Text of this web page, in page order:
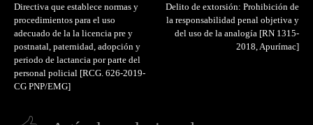
Directiva que establece normas y
procedimientos para el uso
adecuado de la la licencia pre y
postnatal, paternidad, adopción y
periodo de lactancia por parte del
personal policial [RCG. 626-2019-
CG PNP/EMG]
Delito de extorsión: Prohibición de
la responsabilidad penal objetiva y
del uso de la analogía [RN 1315-
2018, Apurímac]